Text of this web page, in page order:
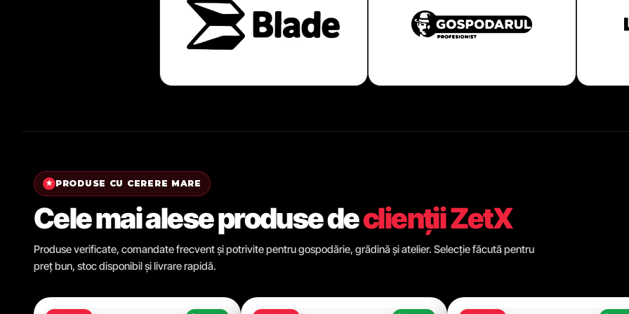
★ PRODUSE CU CERERE MARE
Cele mai alese produse declienții ZetX
Produse verificate, comandate frecvent și potrivite pentru gospodărie, grădină și atelier. Selecție făcută pentru
preț bun, stoc disponibil și livrare rapidă.